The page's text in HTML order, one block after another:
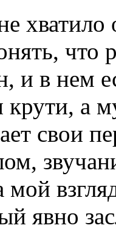
хватило
что
и в нем
крути, а
свои
явно